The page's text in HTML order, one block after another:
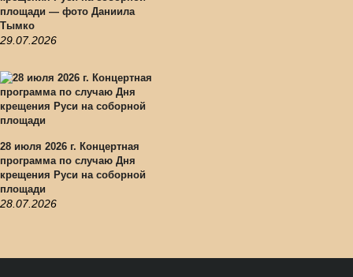
площади — фото Даниила
Тымко
29.07.2026
28 июля 2026 г. Концертная
программа по случаю Дня
крещения Руси на соборной
площади
28.07.2026